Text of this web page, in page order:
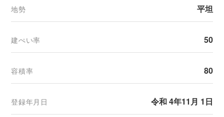
地勢 平坦
建ぺい率 50
容積率 80
登録年月日 令和 4年11月 1日